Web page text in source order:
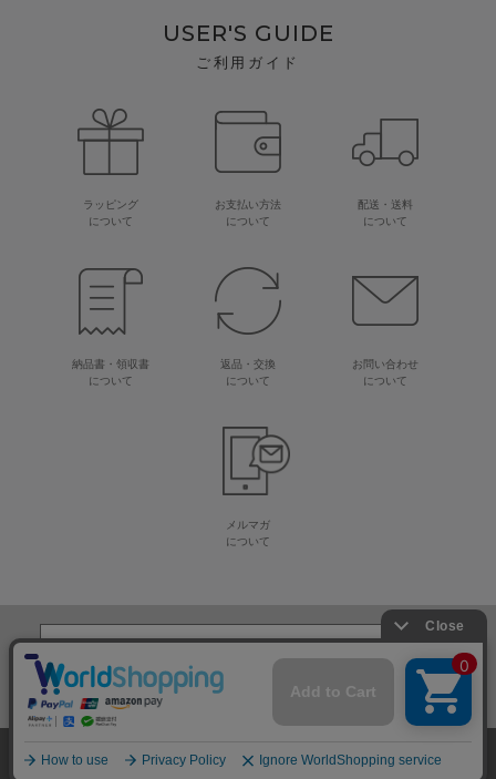
USER'S GUIDE
ご利用ガイド
ラッピング
について
お支払い方法
について
配送・送料
について
納品書・領収書
について
返品・交換
について
お問い合わせ
について
メルマガ
について
生地・毛糸・手芸材料の専門店
株式会社オカダヤ 会社概要 採用情報